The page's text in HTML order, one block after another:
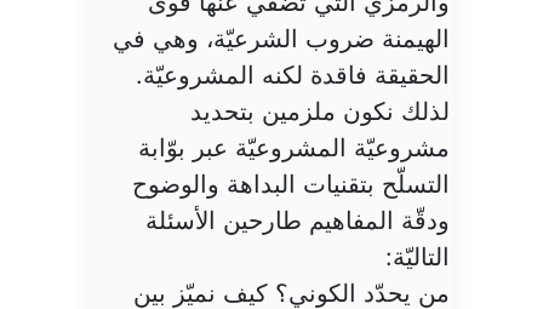
الهيمنة ضروب الشرعيّة، وهي في
الحقيقة فاقدة لكنه المشروعيّة.
لذلك نكون ملزمين بتحديد
مشروعيّة المشروعيّة عبر بوّابة
التسلّح بتقنيات البداهة والوضوح
ودقّة المفاهيم طارحين الأسئلة
التاليّة:
من يحدّد الكوني؟ كيف نميّز بين